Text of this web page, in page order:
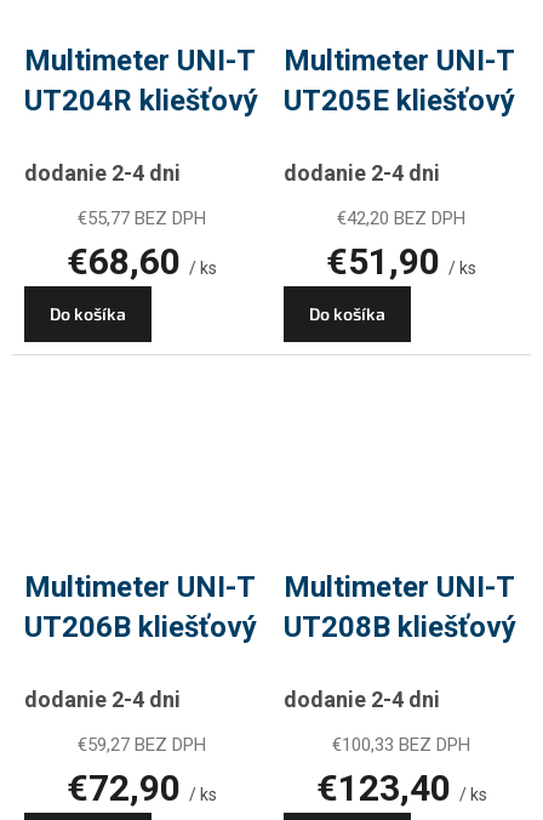
Multimeter UNI-T
UT204R kliešťový
dodanie 2-4 dni
€55,77 BEZ DPH
€68,60 / ks
Do košíka
Multimeter UNI-T
UT205E kliešťový
dodanie 2-4 dni
€42,20 BEZ DPH
€51,90 / ks
Do košíka
Multimeter UNI-T
UT206B kliešťový
dodanie 2-4 dni
€59,27 BEZ DPH
€72,90 / ks
Multimeter UNI-T
UT208B kliešťový
dodanie 2-4 dni
€100,33 BEZ DPH
€123,40 / ks